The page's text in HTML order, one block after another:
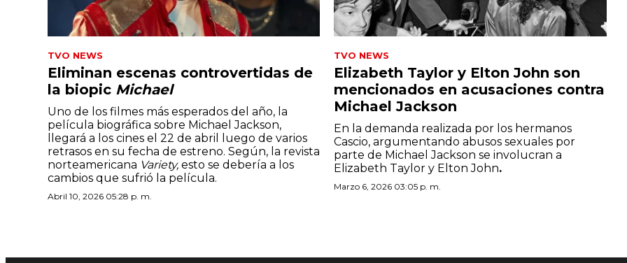
TVO NEWS
Eliminan escenas controvertidas de
la biopic Michael
Uno de los filmes más esperados del año, la
película biográfica sobre Michael Jackson,
llegará a los cines el 22 de abril luego de varios
retrasos en su fecha de estreno. Según, la revista
norteamericana Variety, esto se debería a los
cambios que sufrió la película.
Abril 10, 2026 05:28 p. m.
TVO NEWS
Elizabeth Taylor y Elton John son
mencionados en acusaciones contra
Michael Jackson
En la demanda realizada por los hermanos
Cascio, argumentando abusos sexuales por
parte de Michael Jackson se involucran a
Elizabeth Taylor y Elton John.
Marzo 6, 2026 03:05 p. m.